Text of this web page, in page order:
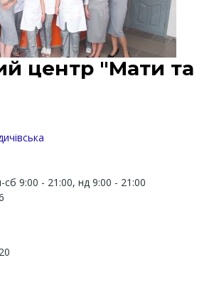
центр "Мати та
9:00 - 21:00, нд 9:00 - 21:00